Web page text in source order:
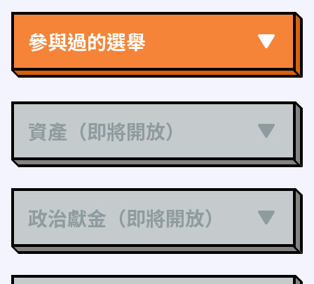
參與過的選舉
資產（即將開放）
政治獻金（即將開放）